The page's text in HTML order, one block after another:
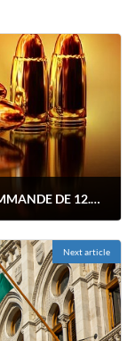
L'ARMÉE FRANÇAISE PASSERA UNE COMMANDE DE 12.000 FUSILS D'ASSAUT ALLEMANDS AVANT LA FIN DE L'ANNÉE
Next article